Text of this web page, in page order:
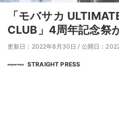
「モバサカ
CLUB」4周年記念祭
更新日：2022年8月30日 / 公開日：
STRAIGHT PRESS